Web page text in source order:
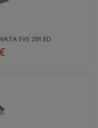
EVS 291 ED